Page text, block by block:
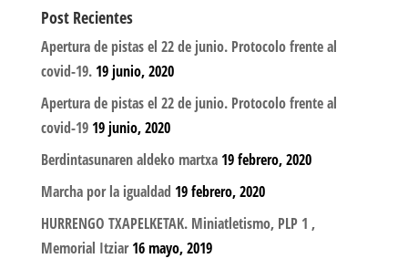
Post Recientes
Apertura de pistas el 22 de junio. Protocolo frente al
covid-19. 19 junio, 2020
Apertura de pistas el 22 de junio. Protocolo frente al
covid-19 19 junio, 2020
Berdintasunaren aldeko martxa 19 febrero, 2020
Marcha por la igualdad 19 febrero, 2020
HURRENGO TXAPELKETAK. Miniatletismo, PLP 1 ,
Memorial Itziar 16 mayo, 2019